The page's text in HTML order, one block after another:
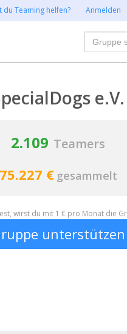
du Teaming helfen? Anmelden
Suche
e.V.
2.109 Teamers
75.227 € gesammelt
wirst du mit 1 € pro Monat die
unterstützen